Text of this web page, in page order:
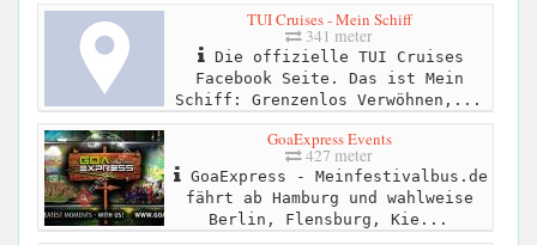
TUI Cruises - Mein Schiff
341 meter
Die offizielle TUI Cruises
Facebook Seite. Das ist Mein
Schiff: Grenzenlos Verwöhnen,...
GoaExpress Events
427 meter
GoaExpress - Meinfestivalbus.de
fährt ab Hamburg und wahlweise
Berlin, Flensburg, Kie...